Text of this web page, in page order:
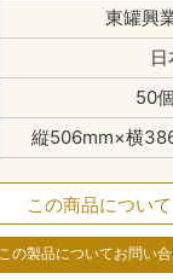
東罐興
50
縦506mm×横
この商品について
この製品についてお問い